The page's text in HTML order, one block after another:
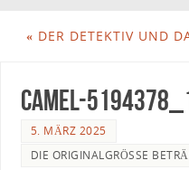
« DER DETEKTIV UND
camel-
5. MÄRZ 2025
DIE ORIGINALGRÖSSE